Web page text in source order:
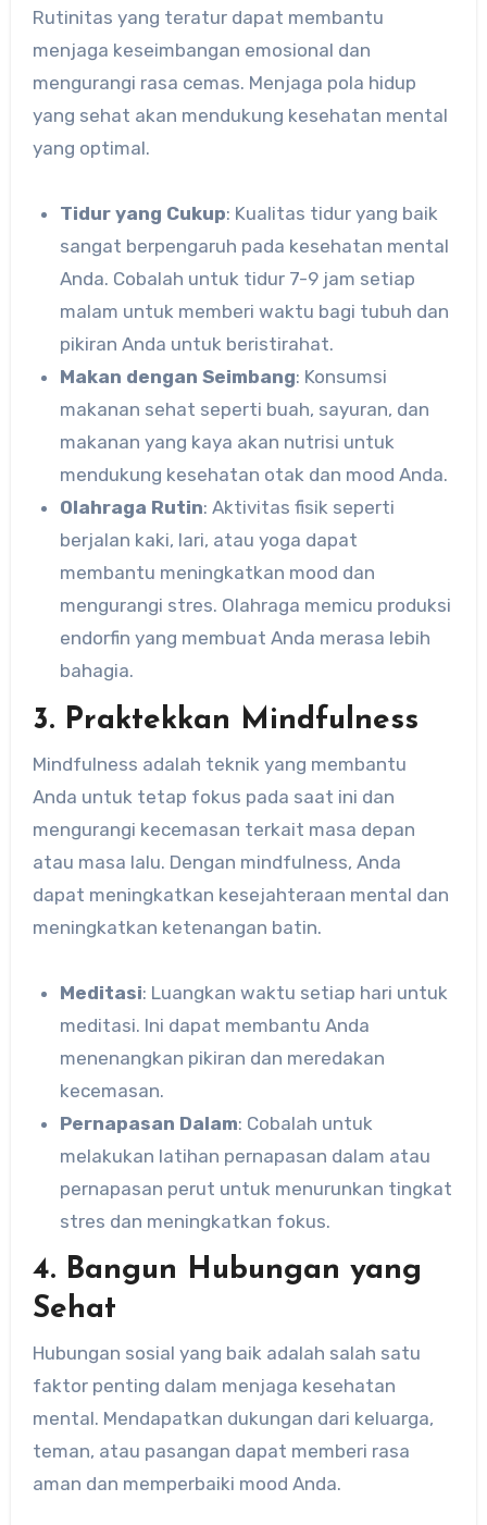
Rutinitas yang teratur dapat membantu
menjaga keseimbangan emosional dan
mengurangi rasa cemas. Menjaga pola hidup
yang sehat akan mendukung kesehatan mental
yang optimal.
Tidur yang Cukup: Kualitas tidur yang baik
sangat berpengaruh pada kesehatan mental
Anda. Cobalah untuk tidur 7-9 jam setiap
malam untuk memberi waktu bagi tubuh dan
pikiran Anda untuk beristirahat.
Makan dengan Seimbang: Konsumsi
makanan sehat seperti buah, sayuran, dan
makanan yang kaya akan nutrisi untuk
mendukung kesehatan otak dan mood Anda.
Olahraga Rutin: Aktivitas fisik seperti
berjalan kaki, lari, atau yoga dapat
membantu meningkatkan mood dan
mengurangi stres. Olahraga memicu produksi
endorfin yang membuat Anda merasa lebih
bahagia.
3. Praktekkan Mindfulness
Mindfulness adalah teknik yang membantu
Anda untuk tetap fokus pada saat ini dan
mengurangi kecemasan terkait masa depan
atau masa lalu. Dengan mindfulness, Anda
dapat meningkatkan kesejahteraan mental dan
meningkatkan ketenangan batin.
Meditasi: Luangkan waktu setiap hari untuk
meditasi. Ini dapat membantu Anda
menenangkan pikiran dan meredakan
kecemasan.
Pernapasan Dalam: Cobalah untuk
melakukan latihan pernapasan dalam atau
pernapasan perut untuk menurunkan tingkat
stres dan meningkatkan fokus.
4. Bangun Hubungan yang
Sehat
Hubungan sosial yang baik adalah salah satu
faktor penting dalam menjaga kesehatan
mental. Mendapatkan dukungan dari keluarga,
teman, atau pasangan dapat memberi rasa
aman dan memperbaiki mood Anda.